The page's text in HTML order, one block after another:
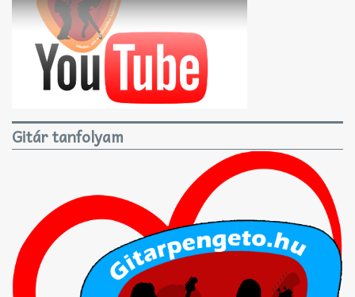
Gitár tanfolyam